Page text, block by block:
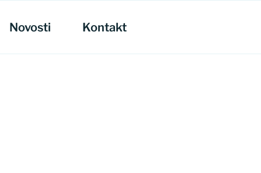
Novosti Kontakt